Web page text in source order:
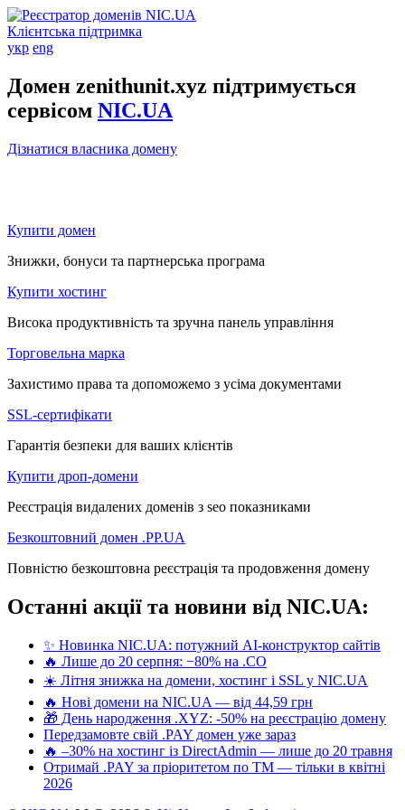
Клієнтська підтримка
укр eng
Домен zenithunit.xyz підтримується
сервісом NIC.UA
Дізнатися власника домену
Купити домен
Знижки, бонуси та партнерська програма
Купити хостинг
Висока продуктивність та зручна панель управління
Торговельна марка
Захистимо права та допоможемо з усіма документами
SSL-сертифікати
Гарантія безпеки для ваших клієнтів
Купити дроп-домени
Реєстрація видалених доменів з seo показниками
Безкоштовний домен .PP.UA
Повністю безкоштовна реєстрація та продовження домену
Останні акції та новини від NIC.UA:
✨ Новинка NIC.UA: потужний AI-конструктор сайтів
🔥 Лише до 20 серпня: −80% на .CO
☀️ Літня знижка на домени, хостинг і SSL у NIC.UA
🔥 Нові домени на NIC.UA — від 44,59 грн
🎁 День народження .XYZ: -50% на реєстрацію домену
Передзамовте свій .PAY домен уже зараз
🔥 –30% на хостинг із DirectAdmin — лише до 20 травня
Отримай .PAY за пріоритетом по ТМ — тільки в квітні
2026